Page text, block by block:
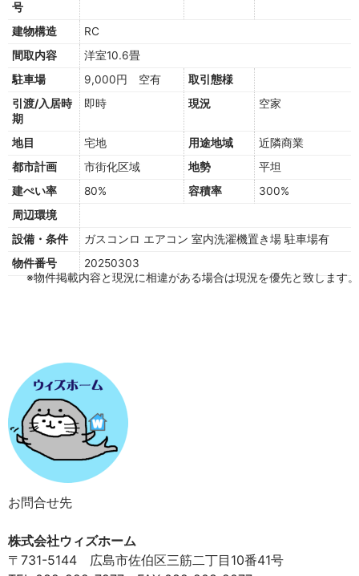
号
建物構造
RC
間取内容
洋室10.6畳
駐車場
9,000円 空有
取引態様
引渡/入居時
期
即時 現況 空家
地目 宅地 用途地域
近隣商業
都市計画
市街化区域 地勢
平坦
建ぺい率
80% 容積率
300%
周辺環境
設備・条件
ガスコンロ エアコン 室内洗濯機置き場 駐車場有
物件番号
20250303
※物件掲載内容と現況に相違がある場合は現況を優先と致します。
お問合せ先
株式会社ウィズホーム
〒731-5144 広島市佐伯区三筋二丁目10番41号